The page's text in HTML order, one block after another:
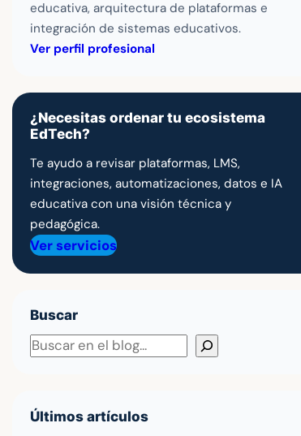
educativa, arquitectura de plataformas e
integración de sistemas educativos.
Ver perfil profesional
¿Necesitas ordenar tu ecosistema
EdTech?
Te ayudo a revisar plataformas, LMS,
integraciones, automatizaciones, datos e IA
educativa con una visión técnica y
pedagógica.
Ver servicios
Buscar
Buscar
Últimos artículos